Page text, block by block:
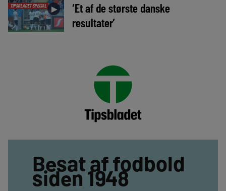
TIPSBLADET SPECIAL ►
‘Et af de største danske
resultater’
Besat af fodbold
siden 1948